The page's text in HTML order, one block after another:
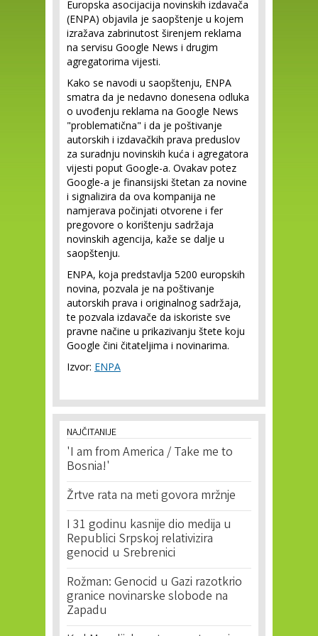
Europska asocijacija novinskih izdavača
(ENPA) objavila je saopštenje u kojem
izražava zabrinutost širenjem reklama
na servisu Google News i drugim
agregatorima vijesti.
Kako se navodi u saopštenju, ENPA
smatra da je nedavno donesena odluka
o uvođenju reklama na Google News
"problematična" i da je poštivanje
autorskih i izdavačkih prava preduslov
za suradnju novinskih kuća i agregatora
vijesti poput Google-a. Ovakav potez
Google-a je finansijski štetan za novine
i signalizira da ova kompanija ne
namjerava počinjati otvorene i fer
pregovore o korištenju sadržaja
novinskih agencija, kaže se dalje u
saopštenju.
ENPA, koja predstavlja 5200 europskih
novina, pozvala je na poštivanje
autorskih prava i originalnog sadržaja,
te pozvala izdavače da iskoriste sve
pravne načine u prikazivanju štete koju
Google čini čitateljima i novinarima.
Izvor: ENPA
NAJČITANIJE
'I am from America / Take me to
Bosnia!'
Žrtve rata na meti govora mržnje
I 31 godinu kasnije dio medija u
Republici Srpskoj relativizira
genocid u Srebrenici
Rožman: Genocid u Gazi razotkrio
granice novinarske slobode na
Zapadu